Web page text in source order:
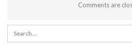
Comments are